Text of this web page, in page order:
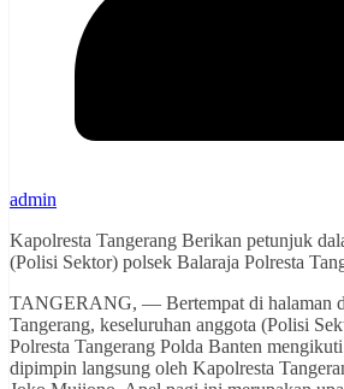
admin
Kapolresta Tangerang Berikan petunjuk
(Polisi Sektor) polsek Balaraja Polresta
TANGERANG, — Bertempat di halaman
Tangerang, keseluruhan anggota (Polisi
Polresta Tangerang Polda Banten
dipimpin langsung oleh Kapolresta